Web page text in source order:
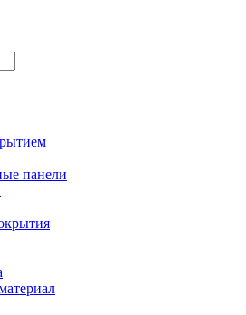
панели